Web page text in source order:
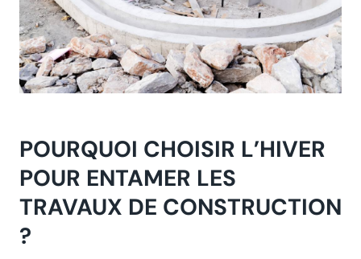
POURQUOI CHOISIR L’HIVER
POUR ENTAMER LES
TRAVAUX DE CONSTRUCTION
?